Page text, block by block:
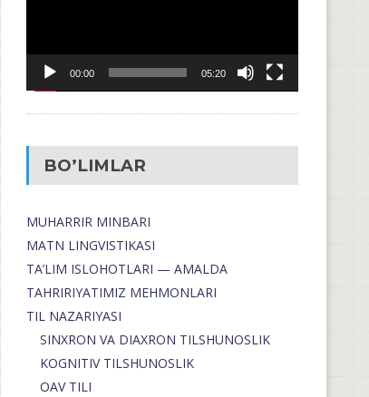
00:00 05:20
BO’LIMLAR
MUHARRIR MINBARI
MATN LINGVISTIKASI
TA’LIM ISLOHOTLARI — AMALDA
TAHRIRIYATIMIZ MEHMONLARI
TIL NAZARIYASI
SINXRON VA DIAXRON TILSHUNOSLIK
KOGNITIV TILSHUNOSLIK
OAV TILI